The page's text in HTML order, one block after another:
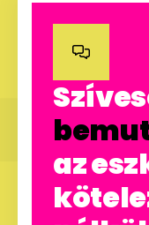

az